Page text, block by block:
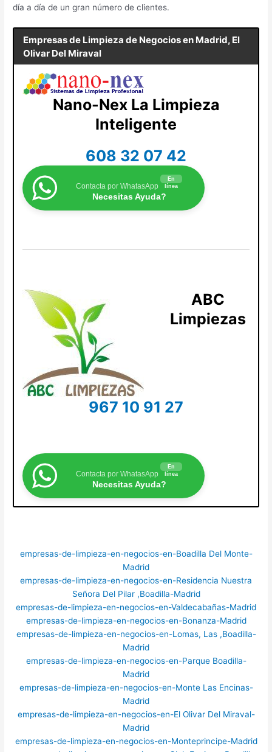
día a día de un gran número de clientes.
Empresas de Limpieza de Negocios en Madrid, El
Olivar Del Miraval
Nano-Nex La Limpieza
Inteligente
608 32 07 42
Contacta por WhatasApp
En
línea
Necesitas Ayuda?
ABC
Limpiezas
967 10 91 27
Contacta por WhatasApp
En
línea
Necesitas Ayuda?
empresas-de-limpieza-en-negocios-en-Boadilla Del Monte-
Madrid
empresas-de-limpieza-en-negocios-en-Residencia Nuestra
Señora Del Pilar ,Boadilla-Madrid
empresas-de-limpieza-en-negocios-en-Valdecabañas-Madrid
empresas-de-limpieza-en-negocios-en-Bonanza-Madrid
empresas-de-limpieza-en-negocios-en-Lomas, Las ,Boadilla-
Madrid
empresas-de-limpieza-en-negocios-en-Parque Boadilla-
Madrid
empresas-de-limpieza-en-negocios-en-Monte Las Encinas-
Madrid
empresas-de-limpieza-en-negocios-en-El Olivar Del Miraval-
Madrid
empresas-de-limpieza-en-negocios-en-Monteprincipe-Madrid